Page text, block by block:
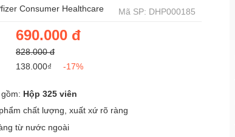
Consumer Healthcare Mã SP: DHP000185
690.000 đ
828.000 đ
138.000₫ -17%
Hộp 325 viên
chất lượng, xuất xứ rõ ràng
từ nước ngoài